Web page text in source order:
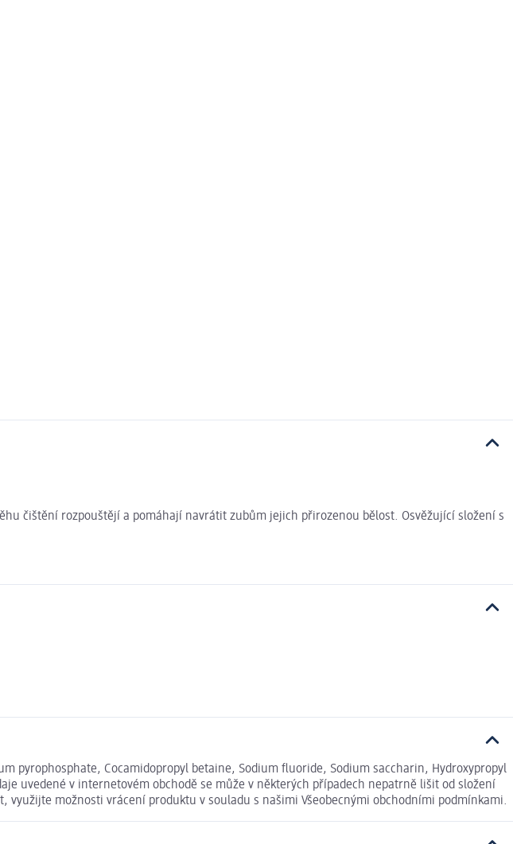
čištění rozpouštějí a pomáhají navrátit zubům jejich přirozenou bělost. Osvěžující složení s
pyrophosphate, Cocamidopropyl betaine, Sodium fluoride, Sodium saccharin, Hydroxypropyl
uvedené v internetovém obchodě se může v některých případech nepatrně lišit od složení
využijte možnosti vrácení produktu v souladu s našimi Všeobecnými obchodními podmínkami.